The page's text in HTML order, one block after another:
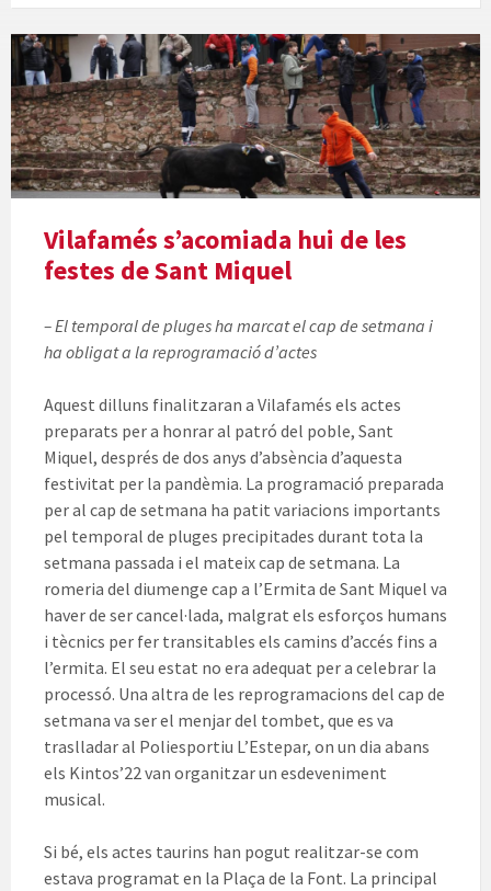
Vilafamés s’acomiada hui de les
festes de Sant Miquel
– El temporal de pluges ha marcat el cap de setmana i
ha obligat a la reprogramació d’actes
Aquest dilluns finalitzaran a Vilafamés els actes
preparats per a honrar al patró del poble, Sant
Miquel, després de dos anys d’absència d’aquesta
festivitat per la pandèmia. La programació preparada
per al cap de setmana ha patit variacions importants
pel temporal de pluges precipitades durant tota la
setmana passada i el mateix cap de setmana. La
romeria del diumenge cap a l’Ermita de Sant Miquel va
haver de ser cancel·lada, malgrat els esforços humans
i tècnics per fer transitables els camins d’accés fins a
l’ermita. El seu estat no era adequat per a celebrar la
processó. Una altra de les reprogramacions del cap de
setmana va ser el menjar del tombet, que es va
traslladar al Poliesportiu L’Estepar, on un dia abans
els Kintos’22 van organitzar un esdeveniment
musical.
Si bé, els actes taurins han pogut realitzar-se com
estava programat en la Plaça de la Font. La principal